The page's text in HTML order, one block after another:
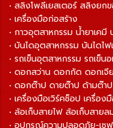
• สลิงโพลีเยสเตอร์ สลิงยก
• เครื่องมือก่อสร้าง
• กาวอุตสาหกรรม น้ำยาเคมี
• บันไดอุตสาหกรรม บันไดไ
• รถเข็นอุตสาหกรรม รถเข็น
• ดอกสว่าน ดอกกัด ดอกเจี
• ดอกต๊าป ดายต๊าป ด้ามต๊า
• เครื่องมือเวิร์คช็อป เครื่อง
• ล้อเก็บสายไฟ ล้อเก็บสายล